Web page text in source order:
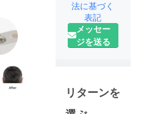
「欲しい」
と思えるも
のだけを。
もと、日々
おもしろく
て役に立つ
法に基づく
表記
メッセー
ジを送る
リターンを